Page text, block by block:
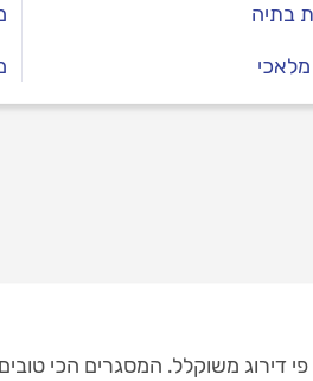
בתיה
דירוג משוקלל. המסגרים הכי